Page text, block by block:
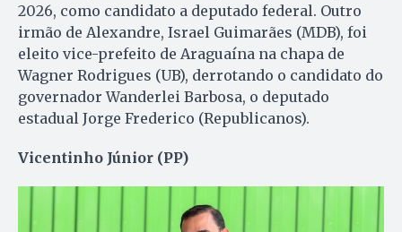
2026, como candidato a deputado federal. Outro
irmão de Alexandre, Israel Guimarães (MDB), foi
eleito vice-prefeito de Araguaína na chapa de
Wagner Rodrigues (UB), derrotando o candidato do
governador Wanderlei Barbosa, o deputado
estadual Jorge Frederico (Republicanos).
Vicentinho Júnior (PP)